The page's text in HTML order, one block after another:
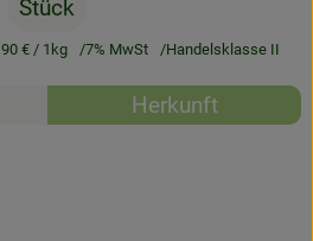
Stück
€/ 1kg 7% MwSt Handelsklasse II
Rezepte
Herkunft